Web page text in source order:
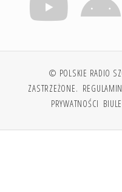
© POLSKIE RADIO
ZASTRZEŻONE.
PRYWATNOŚCI